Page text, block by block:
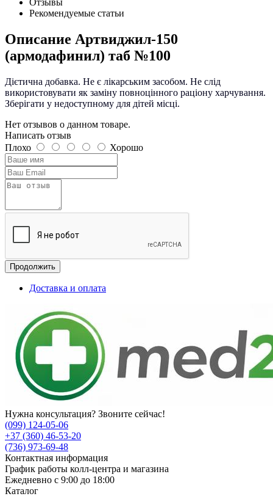
Рекомендуемые статьи
Описание Артвиджил-150
(армодафинил) таб №100
Дієтична добавка. Не є лікарським засобом. Не слід
використовувати як заміну повноцінного раціону харчування.
Зберігати у недоступному для дітей місці.
Нет отзывов о данном товаре.
Написать отзыв
Плохо
Хорошо
Продолжить
Доставка и оплата
Нужна консультация? Звоните сейчас!
(099) 124-05-06
+37 (360) 46-53-20
(736) 973-69-48
Контактная информация
График работы колл-центра и магазина
Ежедневно с 9:00 до 18:00
Каталог